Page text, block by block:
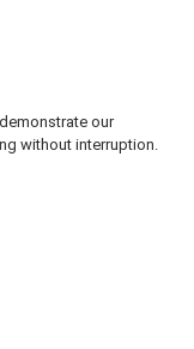
our
without interruption.